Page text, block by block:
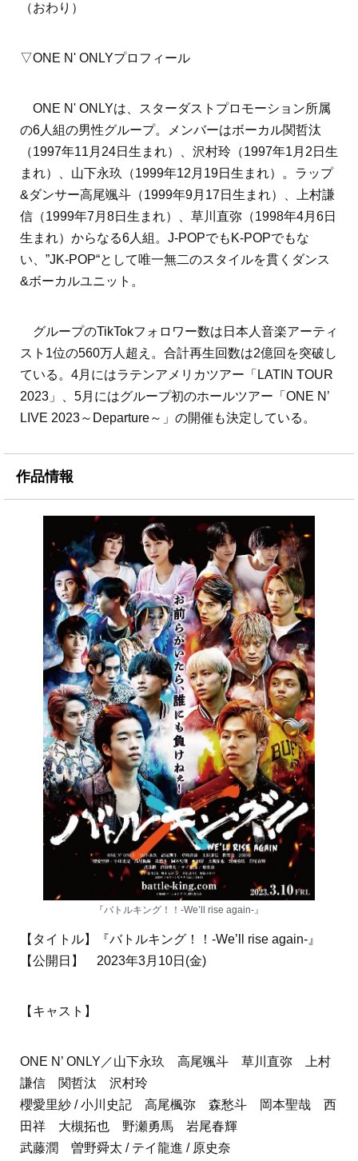
（おわり）
▽ONE N' ONLYプロフィール
ONE N' ONLYは、スターダストプロモーション所属
の6人組の男性グループ。メンバーはボーカル関哲汰
（1997年11月24日生まれ）、沢村玲（1997年1月2日生
まれ）、山下永玖（1999年12月19日生まれ）。ラップ
&ダンサー高尾颯斗（1999年9月17日生まれ）、上村謙
信（1999年7月8日生まれ）、草川直弥（1998年4月6日
生まれ）からなる6人組。J-POPでもK-POPでもな
い、”JK-POP“として唯一無二のスタイルを貫くダンス
&ボーカルユニット。
グループのTikTokフォロワー数は日本人音楽アーティ
スト1位の560万人超え。合計再生回数は2億回を突破し
ている。4月にはラテンアメリカツアー「LATIN TOUR
2023」、5月にはグループ初のホールツアー「ONE N’
LIVE 2023～Departure～」の開催も決定している。
作品情報
『バトルキング！！-We’ll rise again-』
【タイトル】『バトルキング！！-We’ll rise again-』
【公開日】 2023年3月10日(金)
【キャスト】
ONE N’ ONLY／山下永玖 高尾颯斗 草川直弥 上村
謙信 関哲汰 沢村玲
櫻愛里紗 / 小川史記 高尾楓弥 森愁斗 岡本聖哉 西
田祥 大槻拓也 野瀬勇馬 岩尾春輝
武藤潤 曽野舜太 / テイ龍進 / 原史奈